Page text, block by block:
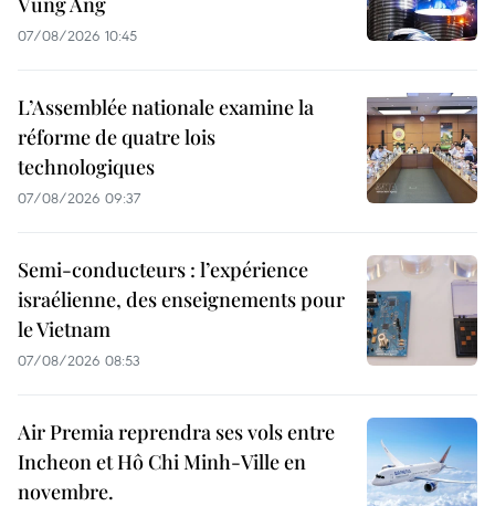
07/08/2026 10:45
L’Assemblée nationale examine la
réforme de quatre lois
technologiques
07/08/2026 09:37
Semi-conducteurs : l’expérience
israélienne, des enseignements pour
le Vietnam
07/08/2026 08:53
Air Premia reprendra ses vols entre
Incheon et Hô Chi Minh-Ville en
novembre.